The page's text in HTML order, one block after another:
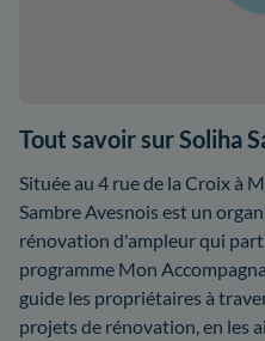
Tout savoir sur Soliha
Située au 4 rue de la Croix à
Sambre Avesnois est un
rénovation d'ampleur qui
programme Mon
guide les propriétaires à
projets de rénovation, en les